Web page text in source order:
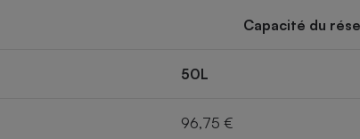
Capacité du
50L
96,75 €